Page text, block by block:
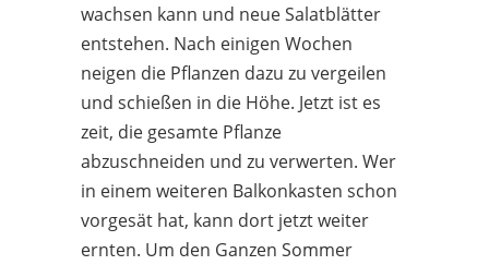
wachsen kann und neue Salatblätter
entstehen. Nach einigen Wochen
neigen die Pflanzen dazu zu vergeilen
und schießen in die Höhe. Jetzt ist es
zeit, die gesamte Pflanze
abzuschneiden und zu verwerten. Wer
in einem weiteren Balkonkasten schon
vorgesät hat, kann dort jetzt weiter
ernten. Um den Ganzen Sommer